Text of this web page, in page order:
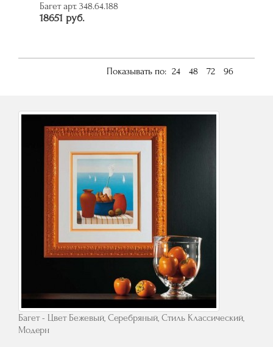
Багет арт. 348.64.188
18651 руб.
Показывать по: 24 48 72 96
Багет - Цвет Бежевый, Серебряный, Стиль Классический,
Модерн